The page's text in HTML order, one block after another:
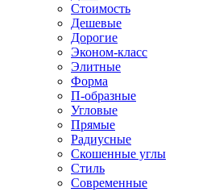
Стоимость
Дешевые
Дорогие
Эконом-класс
Элитные
Форма
П-образные
Угловые
Прямые
Радиусные
Скошенные углы
Стиль
Современные